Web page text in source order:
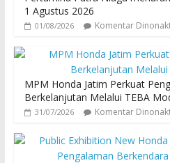
1 Agustus 2026
01/08/2026 Komentar
MPM Honda Jatim Perkuat
Berkelanjutan Melalui TEBA
31/07/2026 Komentar